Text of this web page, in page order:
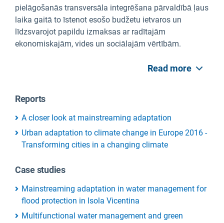
pielāgošanās transversāla integrēšana pārvaldībā ļaus
laika gaitā to īstenot esošo budžetu ietvaros un
līdzsvarojot papildu izmaksas ar radītajām
ekonomiskajām, vides un sociālajām vērtībām.
Read more
Reports
A closer look at mainstreaming adaptation
Urban adaptation to climate change in Europe 2016 -
Transforming cities in a changing climate
Case studies
Mainstreaming adaptation in water management for
flood protection in Isola Vicentina
Multifunctional water management and green